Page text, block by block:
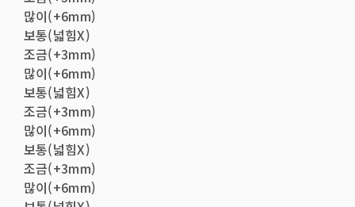
많이(+6mm)
보통(넓힘X)
조금(+3mm)
많이(+6mm)
보통(넓힘X)
조금(+3mm)
많이(+6mm)
보통(넓힘X)
조금(+3mm)
많이(+6mm)